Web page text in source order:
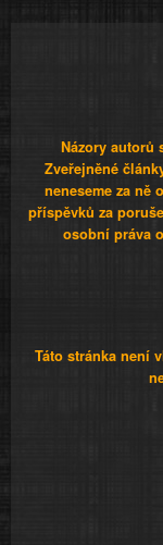
Názory autorů
Zveřejněné
neneseme za ně
příspěvků za
osobní práva
Táto stránka není